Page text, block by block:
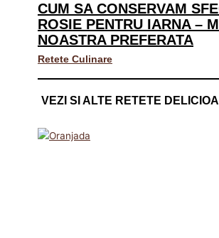
CUM SA CONSERVAM
ROSIE PENTRU IARNA –
NOASTRA PREFERATA
Retete Culinare
VEZI SI ALTE RETETE